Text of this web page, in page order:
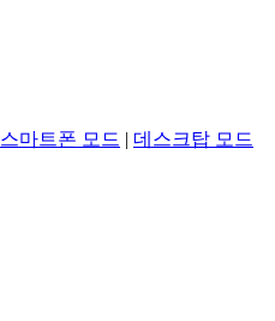
스마트폰 모드 | 데스크탑 모드